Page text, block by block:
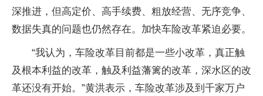
深推进，但高定价、高手续费、粗放经营、无序竞争、
数据失真的问题也仍然存在。加快车险改革紧迫必要。
“我认为，车险改革目前都是一些小改革，真正触
及根本利益的改革，触及利益藩篱的改革，深水区的改
革还没有开始。”黄洪表示，车险改革涉及到千家万户